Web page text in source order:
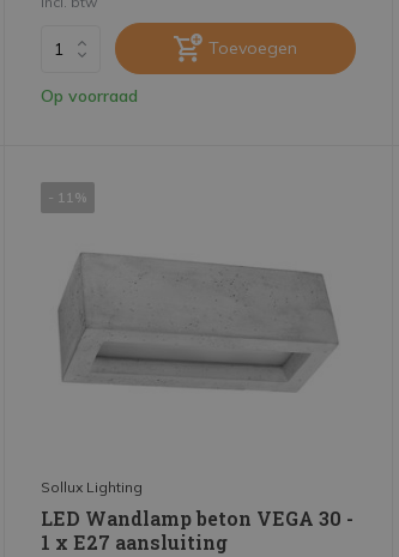
Toevoegen
Op voorraad
- 11%
Sollux Lighting
LED Wandlamp beton VEGA 30 -
1 x E27 aansluiting